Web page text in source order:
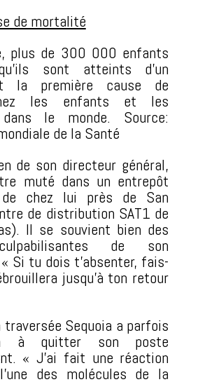
de mortalité
plus de 300 000 enfants
sont atteints d’un
la première cause de
les enfants et les
le monde. Source:
de la Santé
de son directeur général,
muté dans un entrepôt
chez lui près de San
de distribution SAT1 de
Il se souvient bien des
de son
Si tu dois t’absenter, fais-
jusqu’à ton retour
traversée Sequoia a parfois
à quitter son poste
« J’ai fait une réaction
des molécules de la